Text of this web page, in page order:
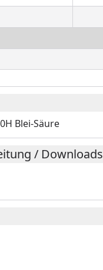
Blei-Säure
/ Downloads